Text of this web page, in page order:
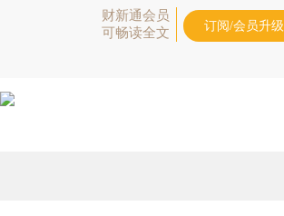
财新通会员
可畅读全文
订阅/会员升级